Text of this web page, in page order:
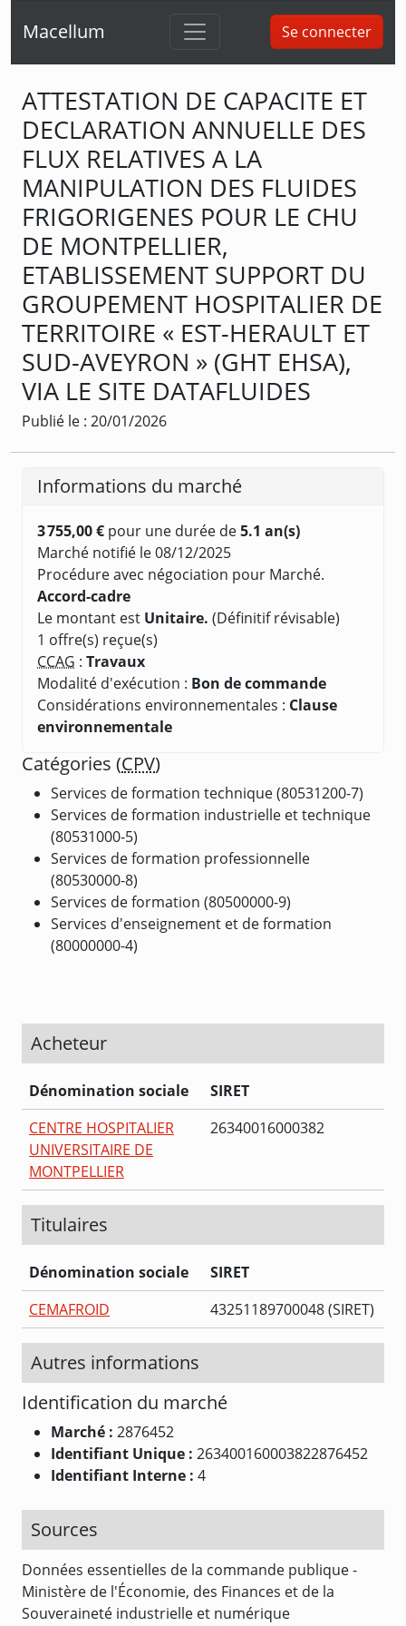
Macellum Se connecter
ATTESTATION DE CAPACITE ET
DECLARATION ANNUELLE DES
FLUX RELATIVES A LA
MANIPULATION DES FLUIDES
FRIGORIGENES POUR LE CHU
DE MONTPELLIER,
ETABLISSEMENT SUPPORT DU
GROUPEMENT HOSPITALIER DE
TERRITOIRE « EST-HERAULT ET
SUD-AVEYRON » (GHT EHSA),
VIA LE SITE DATAFLUIDES
Publié le : 20/01/2026
Informations du marché
3 755,00 € pour une durée de5.1 an(s)
Marché notifié le 08/12/2025
Procédure avec négociation pour Marché.
Accord-cadre
Le montant est Unitaire. (Définitif révisable)
1 offre(s) reçue(s)
CCAG : Travaux
Modalité d'exécution : Bon de commande
Considérations environnementales : Clause
environnementale
Catégories (CPV)
Services de formation technique (80531200-7)
Services de formation industrielle et technique
(80531000-5)
Services de formation professionnelle
(80530000-8)
Services de formation (80500000-9)
Services d'enseignement et de formation
(80000000-4)
Acheteur
Dénomination sociale
SIRET
CENTRE HOSPITALIER
UNIVERSITAIRE DE
MONTPELLIER
26340016000382
Titulaires
Dénomination sociale
SIRET
CEMAFROID
43251189700048 (SIRET)
Autres informations
Identification du marché
Marché : 2876452
Identifiant Unique : 263400160003822876452
Identifiant Interne : 4
Sources
Données essentielles de la commande publique -
Ministère de l'Économie, des Finances et de la
Souveraineté industrielle et numérique